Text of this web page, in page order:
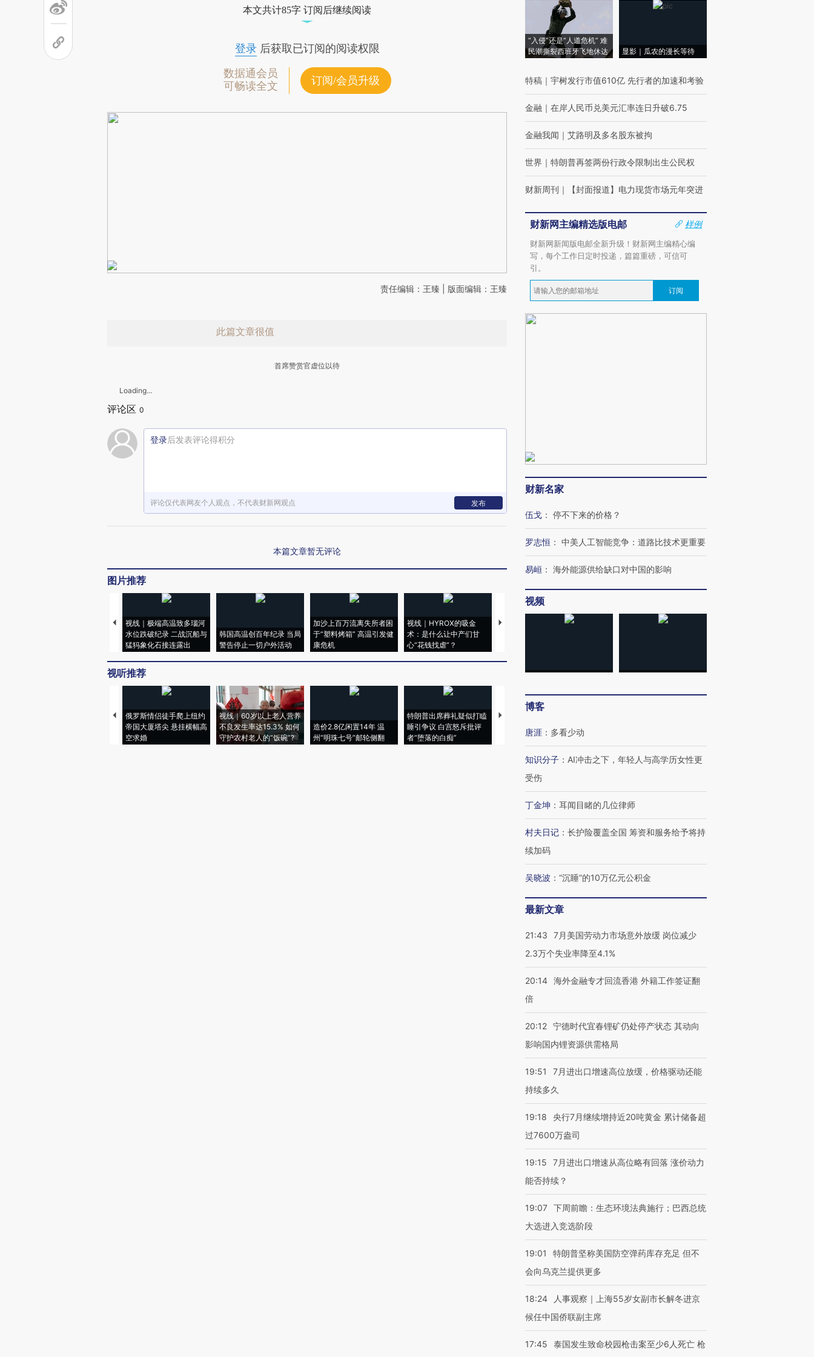
本文共计85字 订阅后继续阅读
登录后获取已订阅的阅读权限
数据通会员
可畅读全文
订阅/会员升级
责任编辑：王臻 | 版面编辑：王臻
此篇文章很值
首席赞赏官虚位以待
Loading...
评论区 0
登录后发表评论得积分
评论仅代表网友个人观点，不代表财新网观点 发布
本篇文章暂无评论
图片推荐
视线｜极端高温致多瑙河
水位跌破纪录 二战沉船与
猛犸象化石接连露出
韩国高温创百年纪录 当局
警告停止一切户外活动
加沙上百万流离失所者困
于“塑料烤箱” 高温引发健
康危机
视线｜HYROX的吸金
术：是什么让中产们甘
心“花钱找虐”？
马航飞行员跨国走私7万
视线｜被称为“蟑螂”的印
视听推荐
俄罗斯情侣徒手爬上纽约
帝国大厦塔尖 悬挂横幅高
空求婚
视线｜60岁以上老人营养
不良发生率达15.3% 如何
守护农村老人的“饭碗”?
造价2.8亿闲置14年 温
州“明珠七号”邮轮侧翻
特朗普出席葬礼疑似打瞌
睡引争议 白宫怒斥批评
者“堕落的白痴”
视线｜全球最热百城独占
97个 印度如何熬过48°C
“入侵”还是“人道危机” 难
民潮撕裂西班牙飞地休达
显影｜瓜农的漫长等待
特稿 ｜ 宇树发行市值610亿 先行者的加速和考验
金融 ｜ 在岸人民币兑美元汇率连日升破6.75
金融我闻 ｜ 艾路明及多名股东被拘
世界 ｜ 特朗普再签两份行政令限制出生公民权
财新周刊 ｜ 【封面报道】电力现货市场元年突进
财新网主编精选版电邮
样例
财新网新闻版电邮全新升级！财新网主编精心编
写，每个工作日定时投递，篇篇重磅，可信可
引。
订阅
财新名家
伍戈 ： 停不下来的价格？
罗志恒 ： 中美人工智能竞争：道路比技术更重要
易峘 ： 海外能源供给缺口对中国的影响
视频
博客
唐涯 ： 多看少动
知识分子 ： AI冲击之下，年轻人与高学历女性更
受伤
丁金坤 ： 耳闻目睹的几位律师
村夫日记 ： 长护险覆盖全国 筹资和服务给予将持
续加码
吴晓波 ： “沉睡”的10万亿元公积金
最新文章
21:43
7月美国劳动力市场意外放缓 岗位减少
2.3万个失业率降至4.1%
20:14 海外金融专才回流香港 外籍工作签证翻
倍
20:12 宁德时代宜春锂矿仍处停产状态 其动向
影响国内锂资源供需格局
19:51
7月进出口增速高位放缓，价格驱动还能
持续多久
19:18
央行7月继续增持近20吨黄金 累计储备超
过7600万盎司
19:15
7月进出口增速从高位略有回落 涨价动力
能否持续？
19:07 下周前瞻：生态环境法典施行；巴西总统
大选进入竞选阶段
19:01
特朗普坚称美国防空弹药库存充足 但不
会向乌克兰提供更多
18:24
人事观察｜上海55岁女副市长解冬进京
候任中国侨联副主席
17:45 泰国发生致命校园枪击案至少6人死亡 枪